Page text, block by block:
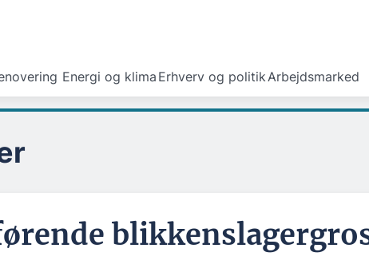
Energi og klima Erhverv og politikArbejdsmarked